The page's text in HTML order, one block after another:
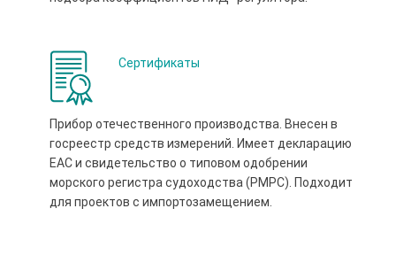
Сертификаты
Прибор отечественного производства. Внесен в
госреестр средств измерений. Имеет декларацию
ЕАС и свидетельство о типовом одобрении
морского регистра судоходства (РМРС). Подходит
для проектов с импортозамещением.